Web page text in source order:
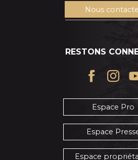
Nous
RESTONS
Espace Pro
Espace
Espace